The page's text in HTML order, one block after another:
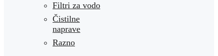
Filtri za vodo
Čistilne
naprave
Razno